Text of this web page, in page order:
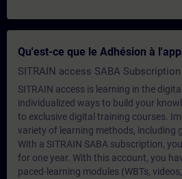
Qu'est-ce que le Adhésion à
SITRAIN access SABA Subscription
SITRAIN access is learning in the
individualized ways to build your
to exclusive digital training courses.
variety of learning methods, including
With a SITRAIN SABA subscription,
for one year. With this account, you
paced-learning modules (WBTs,